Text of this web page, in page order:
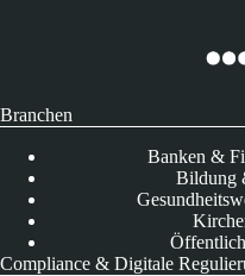
Branchen
Banken &
Bildung
Compliance & Digitale